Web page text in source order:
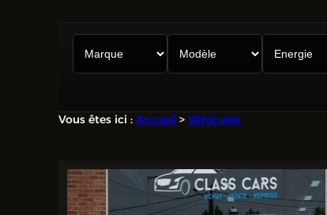
Vous êtes ici :Accueil >Véhicules